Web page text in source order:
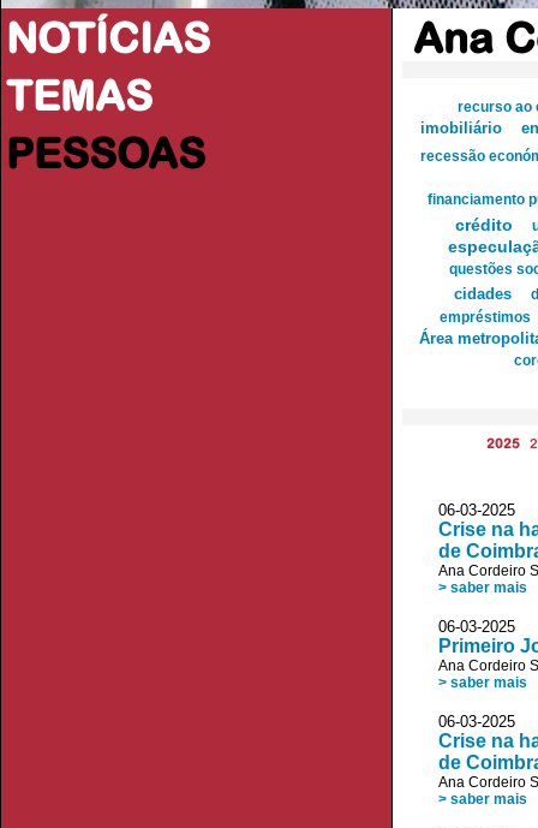
NOTÍCIAS
TEMAS
PESSOAS
Ana
recurso ao
imobiliário
recessão
financiamento
crédito
questões
cidades
empréstimos
Área
2025
06-03-
Crise na
de
Ana Cordeiro
> saber mais
06-03-
Primeiro
Ana Cordeiro
> saber mais
06-03-
Crise na
de
Ana Cordeiro
> saber mais